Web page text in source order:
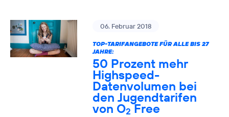
06. Februar 2018
TOP-TARIFANGEBOTE FÜR ALLE BIS 27
JAHRE:
50 Prozent mehr
Highspeed-
Datenvolumen bei
den Jugendtarifen
von O2Free